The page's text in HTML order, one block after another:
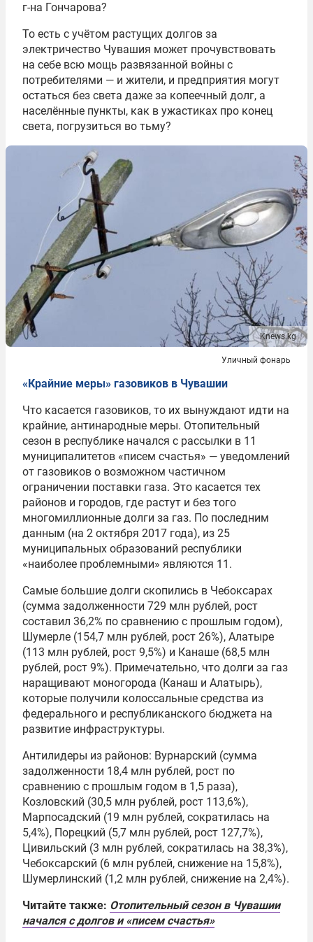
г-на Гончарова?
То есть с учётом растущих долгов за
электричество Чувашия может прочувствовать
на себе всю мощь развязанной войны с
потребителями — и жители, и предприятия могут
остаться без света даже за копеечный долг, а
населённые пункты, как в ужастиках про конец
света, погрузиться во тьму?
Knews.kg
Уличный фонарь
«Крайние меры» газовиков в Чувашии
Что касается газовиков, то их вынуждают идти на
крайние, антинародные меры. Отопительный
сезон в республике начался с рассылки в 11
муниципалитетов «писем счастья» — уведомлений
от газовиков о возможном частичном
ограничении поставки газа. Это касается тех
районов и городов, где растут и без того
многомиллионные долги за газ. По последним
данным (на 2 октября 2017 года), из 25
муниципальных образований республики
«наиболее проблемными» являются 11.
Самые большие долги скопились в Чебоксарах
(сумма задолженности 729 млн рублей, рост
составил 36,2% по сравнению с прошлым годом),
Шумерле (154,7 млн рублей, рост 26%), Алатыре
(113 млн рублей, рост 9,5%) и Канаше (68,5 млн
рублей, рост 9%). Примечательно, что долги за газ
наращивают моногорода (Канаш и Алатырь),
которые получили колоссальные средства из
федерального и республиканского бюджета на
развитие инфраструктуры.
Антилидеры из районов: Вурнарский (сумма
задолженности 18,4 млн рублей, рост по
сравнению с прошлым годом в 1,5 раза),
Козловский (30,5 млн рублей, рост 113,6%),
Марпосадский (19 млн рублей, сократилась на
5,4%), Порецкий (5,7 млн рублей, рост 127,7%),
Цивильский (3 млн рублей, сократилась на 38,3%),
Чебоксарский (6 млн рублей, снижение на 15,8%),
Шумерлинский (1,2 млн рублей, снижение на 2,4%).
Читайте также: Отопительный сезон в Чувашии
начался с долгов и «писем счастья»